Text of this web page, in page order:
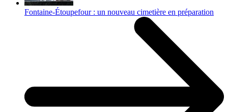
Fontaine-Étoupefour : un nouveau cimetière en préparation